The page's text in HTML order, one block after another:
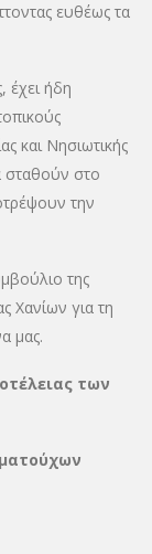
ευθέως τα
έχει ήδη
και Νησιωτικής
σταθούν στο
την
της
Χανίων για τη
μας.
των